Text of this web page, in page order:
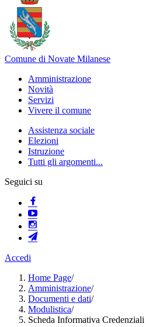
Comune di Novate Milanese
Amministrazione
Novità
Servizi
Vivere il comune
Assistenza sociale
Elezioni
Istruzione
Tutti gli argomenti...
Seguici su
Accedi
Home Page/
Amministrazione/
Documenti e dati/
Modulistica/
Scheda Informativa Credenziali